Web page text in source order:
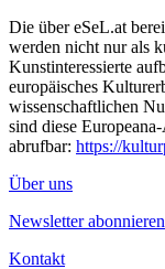
„Nahsicht/
„Natur/
Malerei, Zeichnung,
Video ab.
Kuratiert von Lucas
...Mehr lesen
Die über eSeL.at
werden nicht nur als
Kunstinteressierte
europäisches
wissenschaftlichen
sind diese
abrufbar: https://
Über uns
Newsletter abonnieren
Kontakt